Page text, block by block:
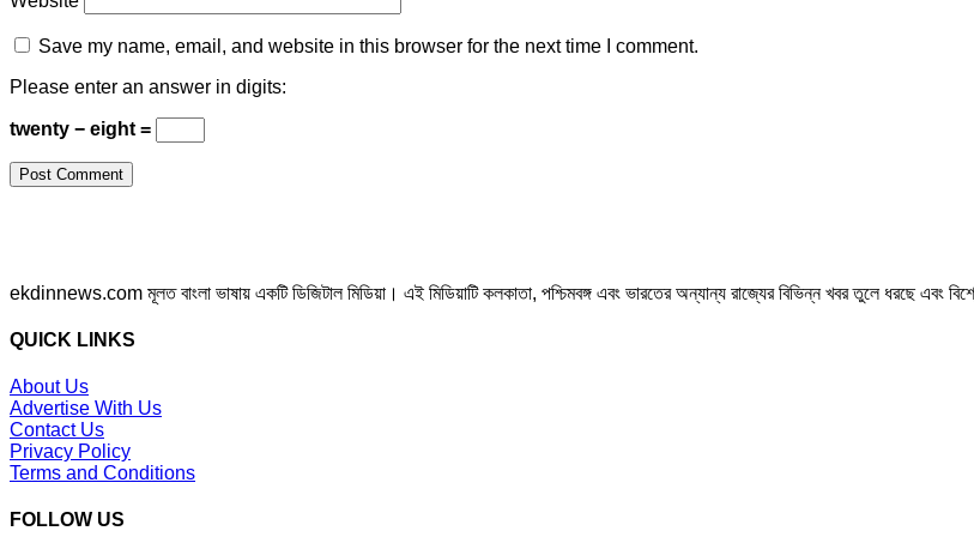
Save my name, email, and website in this browser for the next time I comment.
Please enter an answer in digits:
twenty − eight =
ekdinnews.com মূলত বাংলা ভাষায় একটি ডিজিটাল মিডিয়া। এই মিডিয়াটি কলকাতা, পশ্চিমবঙ্গ এবং ভারতের অন্যান্য রাজ্যের বিভিন্ন খবর তুলে ধরছে এবং
QUICK LINKS
About Us
Advertise With Us
Contact Us
Privacy Policy
Terms and Conditions
FOLLOW US